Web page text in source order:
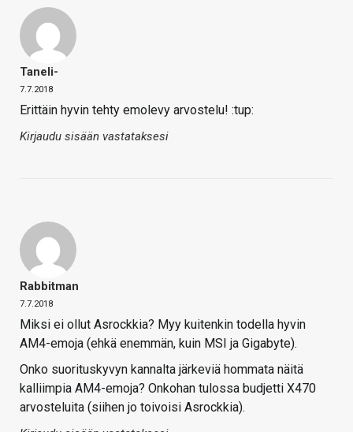
Taneli-
7.7.2018
Erittäin hyvin tehty emolevy arvostelu! :tup:
Kirjaudu sisään vastataksesi
Rabbitman
7.7.2018
Miksi ei ollut Asrockkia? Myy kuitenkin todella hyvin
AM4-emoja (ehkä enemmän, kuin MSI ja Gigabyte).
Onko suorituskyvyn kannalta järkeviä hommata näitä
kalliimpia AM4-emoja? Onkohan tulossa budjetti X470
arvosteluita (siihen jo toivoisi Asrockkia).